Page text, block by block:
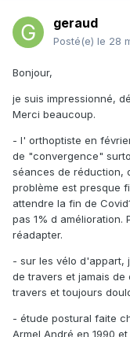
geraud
Posté(e) le 28
Bonjour,
je suis impressionné,
Merci beaucoup.
- l' orthoptiste en
de "convergence"
séances de réduction,
problème est presque
attendre la fin de
pas 1% d amélioration.
réadapter.
- sur les vélo d'appart,
de travers et jamais de
travers et toujours
- étude postural faite
Armel André en 1990